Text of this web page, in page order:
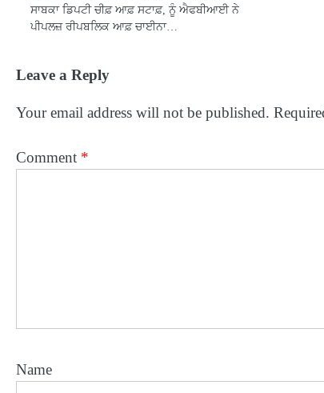
ਸਾਬਕਾ ਡਿਪਟੀ ਚੀਫ਼ ਆਫ਼ ਸਟਾਫ਼, ਨੂੰ ਐਫਬੀਆਈ ਨੇ
ਪੀਪਲਜ਼ ਰੀਪਬਲਿਕ ਆਫ਼ ਚਾਈਨਾ…
Leave a Reply
Your email address will not be published.
Comment *
Name